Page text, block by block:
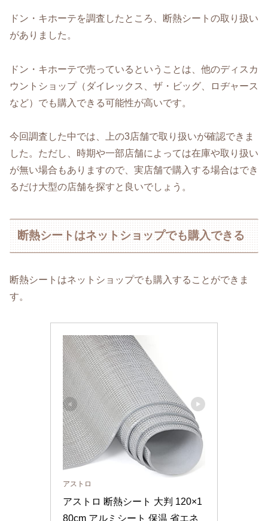
ドン・キホーテを調査したところ、断熱シートの取り扱い
がありました。
ドン・キホーテで売っているということは、他のディスカ
ウントショップ（ダイレックス、ザ・ビッグ、ロヂャース
など）でも購入できる可能性が高いです。
今回調査した中では、上の3店舗で取り扱いが確認できま
した。ただし、時期や一部店舗によっては在庫や取り扱い
が無い場合もありますので、実店舗で購入する場合はでき
るだけ大型の店舗を探すと良いでしょう。
断熱シートはネットショップでも購入できる
断熱シートはネットショップでも購入することができま
す。
アストロ
アストロ 断熱シート 大判 120×1
80cm アルミシート 保温 省エネ